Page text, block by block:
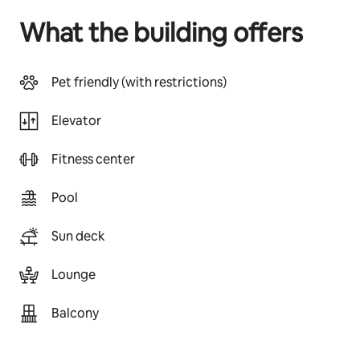
What the building offers
Pet friendly (with restrictions)
Elevator
Fitness center
Pool
Sun deck
Lounge
Balcony